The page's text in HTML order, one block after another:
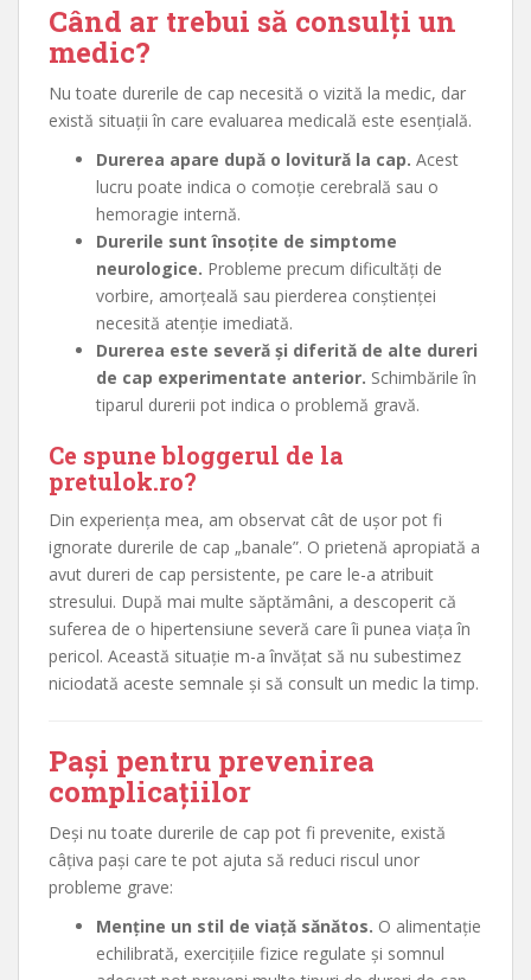
Când ar trebui să consulți un
medic?
Nu toate durerile de cap necesită o vizită la medic, dar
există situații în care evaluarea medicală este esențială.
Durerea apare după o lovitură la cap. Acest
lucru poate indica o comoție cerebrală sau o
hemoragie internă.
Durerile sunt însoțite de simptome
neurologice. Probleme precum dificultăți de
vorbire, amorțeală sau pierderea conștienței
necesită atenție imediată.
Durerea este severă și diferită de alte dureri
de cap experimentate anterior. Schimbările în
tiparul durerii pot indica o problemă gravă.
Ce spune bloggerul de la
pretulok.ro?
Din experiența mea, am observat cât de ușor pot fi
ignorate durerile de cap „banale”. O prietenă apropiată a
avut dureri de cap persistente, pe care le-a atribuit
stresului. După mai multe săptămâni, a descoperit că
suferea de o hipertensiune severă care îi punea viața în
pericol. Această situație m-a învățat să nu subestimez
niciodată aceste semnale și să consult un medic la timp.
Pași pentru prevenirea
complicațiilor
Deși nu toate durerile de cap pot fi prevenite, există
câțiva pași care te pot ajuta să reduci riscul unor
probleme grave:
Menține un stil de viață sănătos. O alimentație
echilibrată, exercițiile fizice regulate și somnul